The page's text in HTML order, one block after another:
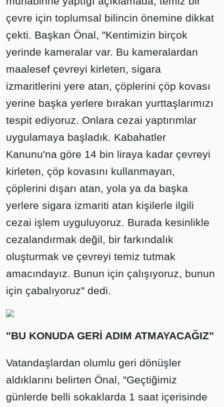
çevre için toplumsal bilincin önemine dikkat
çekti. Başkan Önal, "Kentimizin birçok
yerinde kameralar var. Bu kameralardan
maalesef çevreyi kirleten, sigara
izmaritlerini yere atan, çöplerini çöp kovası
yerine başka yerlere bırakan yurttaşlarımızı
tespit ediyoruz. Onlara cezai yaptırımlar
uygulamaya başladık. Kabahatler
Kanunu'na göre 14 bin liraya kadar çevreyi
kirleten, çöp kovasını kullanmayan,
çöplerini dışarı atan, yola ya da başka
yerlere sigara izmariti atan kişilerle ilgili
cezai işlem uyguluyoruz. Burada kesinlikle
cezalandırmak değil, bir farkındalık
oluşturmak ve çevreyi temiz tutmak
amacındayız. Bunun için çalışıyoruz, bunun
için çabalıyoruz" dedi.
"BU KONUDA GERİ ADIM ATMAYACAĞIZ"
Vatandaşlardan olumlu geri dönüşler
aldıklarını belirten Önal, "Geçtiğimiz
günlerde belli sokaklarda 1 saat içerisinde